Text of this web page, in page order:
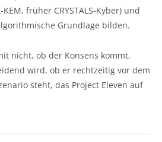
früher CRYSTALS-Kyber) und
Grundlage bilden.
nicht, ob der Konsens kommt,
wird, ob er rechtzeitig vor dem
steht, das Project Eleven auf